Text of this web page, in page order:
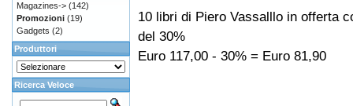
10 libri di Piero Vassalllo in offerta
del 30%
Euro 117,00 - 30% = Euro 81,90
Magazines-> (142)
Promozioni (19)
Gadgets (2)
Produttori
Ricerca Veloce